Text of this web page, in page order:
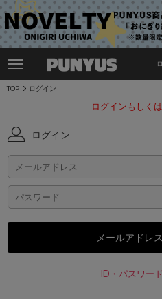
TOP ログイン
ログインもしく
ログイン
ID・パスワー